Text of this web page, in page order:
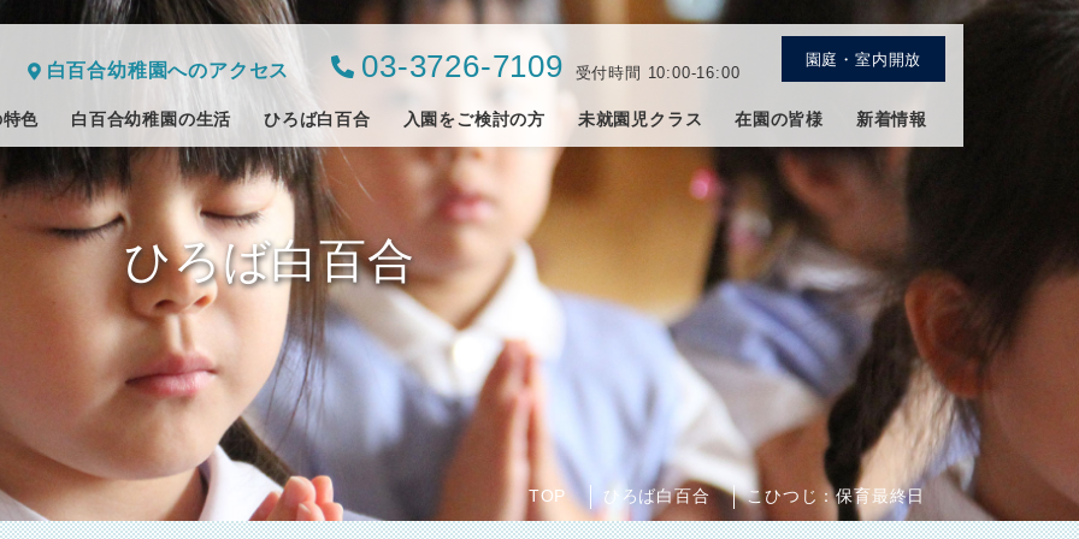
白百合幼稚園へのアクセス 03-3726-7109 受付時間 10:00-16:00
園庭・室内開放
色 白百合幼稚園の生活 ひろば白百合 入園をご検討の方 未就園児クラス 在園の皆様 新着情報
ひろば白百合
TOP ひろば白百合 こひつじ：保育最終日